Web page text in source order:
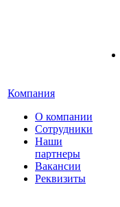
Компания
О компании
Сотрудники
Наши
партнеры
Вакансии
Реквизиты